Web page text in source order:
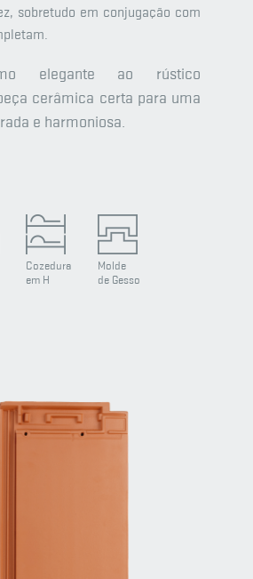
sobretudo em conjugação com
elegante ao rústico
cerâmica certa para uma
e harmoniosa.
Cozedura
em H
Molde
de Gesso